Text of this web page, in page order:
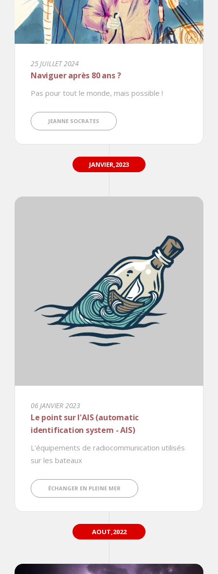
25 JUILLET 2024
Naviguer après 80 ans ?
Pas pour tout le monde, mais possible !
JEANNE SOCRATES
JANVIER,2023
06 JANVIER 2023
Le point sur l'AIS (automatic
identification system - AIS)
L'équipements de radiocommunication utilisés
sur les bateaux
ÉCHANGER EN PLEINE MER
AOUT,2022